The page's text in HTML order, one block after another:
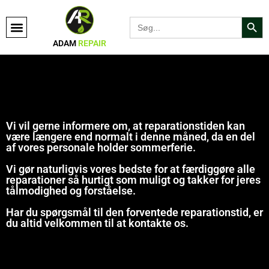
ADAM REPAIR
Search
for:
Search
Vi vil gerne informere om, at reparationstiden kan
være længere end normalt i denne måned, da en del
af vores personale holder sommerferie.
Vi gør naturligvis vores bedste for at færdiggøre alle
reparationer så hurtigt som muligt og takker for jeres
tålmodighed og forståelse.
Har du spørgsmål til den forventede reparationstid, er
du altid velkommen til at kontakte os.